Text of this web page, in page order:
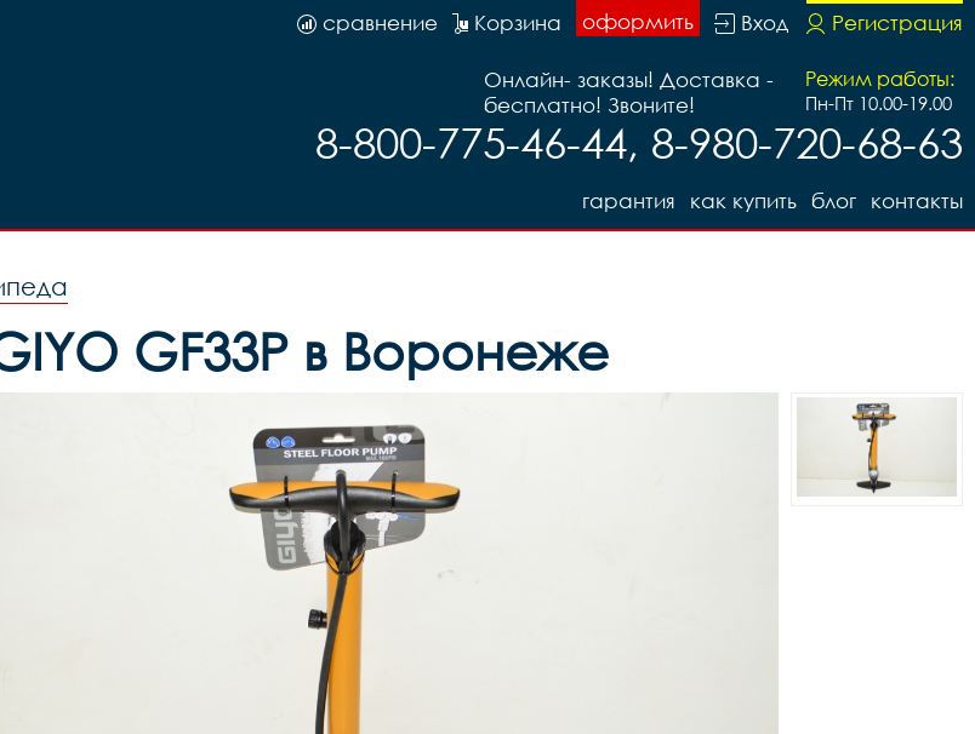
гайки SF-AX04F, 140MM, код 40350
Регистрация
Вход
оформить
Корзина
сравнение
Режим работы:
Пн-Пт 10.00-19.00
Онлайн- заказы! Доставка -
бесплатно! Звоните!
8-800-775-46-44, 8-980-720-68-63
контакты
блог
как купить
гарантия
GF33P в Воронеже